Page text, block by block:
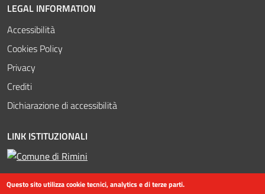
LEGAL INFORMATION
Accessibilità
Cookies Policy
Privacy
Crediti
Dichiarazione di accessibilità
LINK ISTITUZIONALI
Questo sito utilizza cookie tecnici, analytics e di terze parti.